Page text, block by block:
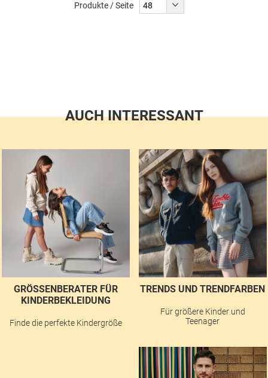
Produkte / Seite
AUCH INTERESSANT
GRÖSSENBERATER FÜR K
INDERBEKLEIDUNG
Finde die perfekte Kindergröße
TRENDS UND TRENDFARBEN
Für größere Kinder und
Teenager